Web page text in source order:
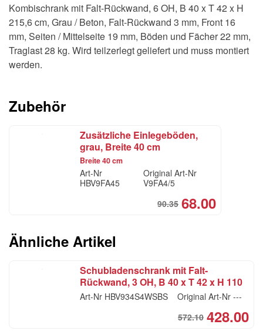
T
42
x
H
215,6
/
Kombischrank mit Falt-Rückwand, 6 OH, B 40 x T 42 x H
215,6 cm, Grau / Beton, Falt-Rückwand 3 mm, Front 16
mm, Seiten / Mittelseite 19 mm, Böden und Fächer 22 mm,
Traglast 28 kg. Wird teilzerlegt geliefert und muss montiert
werden.
Zubehör
Zusätzliche Einlegeböden,
grau, Breite 40 cm
Breite 40 cm
Art-Nr
HBV9FA45
Original Art-Nr
V9FA4/5
90.35
Original
68.00Current
Ähnliche Artikel
Schubladenschrank mit Falt-
Rückwand, 3 OH, B 40 x T 42 x H 110
cm, weiss / silber
Art-Nr HBV934S4WSBS Original Art-Nr ---
572.10 428.00